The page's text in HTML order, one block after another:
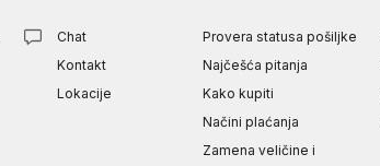
Chat
Kontakt
Lokacije
Provera statusa pošiljke
Najčešća pitanja
Kako kupiti
Načini plaćanja
Zamena veličine i